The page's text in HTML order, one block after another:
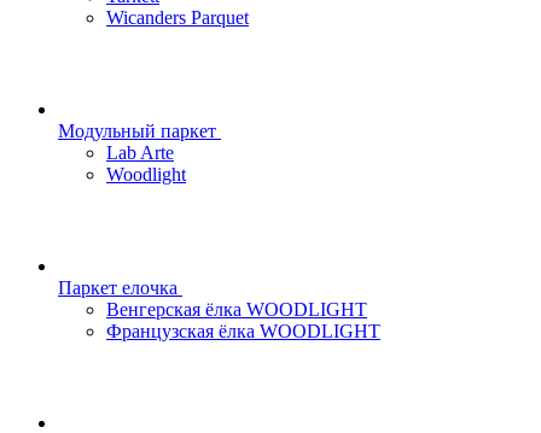
Wicanders Parquet
Модульный паркет
Lab Arte
Woodlight
Паркет елочка
Венгерская ёлка WOODLIGHT
Французская ёлка WOODLIGHT